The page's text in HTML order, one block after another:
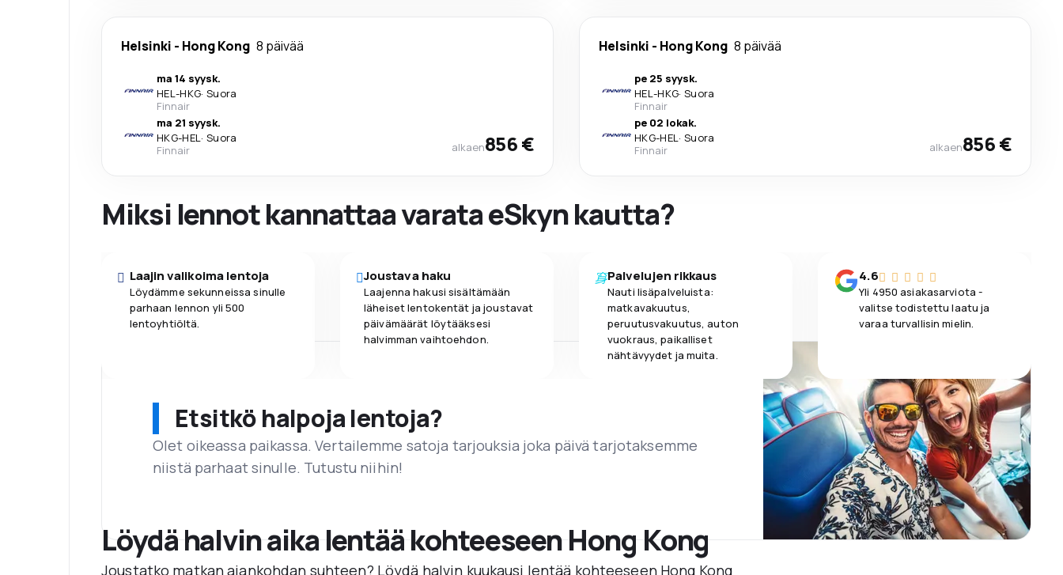
Helsinki - Hong Kong 8 päivää
ma 14 syysk.
HEL-HKG· Suora
Finnair
ma 21 syysk.
HKG-HEL· Suora
Finnair
alkaen856 €
Helsinki - Hong Kong 8 päivää
pe 25 syysk.
HEL-HKG· Suora
Finnair
pe 02 lokak.
HKG-HEL· Suora
Finnair
alkaen856 €
Miksi lennot kannattaa varata eSkyn kautta?
Laajin valikoima lentoja
Löydämme sekunneissa sinulle
parhaan lennon yli 500
lentoyhtiöltä.
Joustava haku
Laajenna hakusi sisältämään
läheiset lentokentät ja joustavat
päivämäärät löytääksesi
halvimman vaihtoehdon.
Palvelujen rikkaus
Nauti lisäpalveluista:
matkavakuutus,
peruutusvakuutus, auton
vuokraus, paikalliset
nähtävyydet ja muita.
4.6
Yli 4950 asiakasarviota -
valitse todistettu laatu ja
varaa turvallisin mielin.
Etsitkö halpoja lentoja?
Olet oikeassa paikassa. Vertailemme satoja tarjouksia joka päivä tarjotaksemme
niistä parhaat sinulle. Tutustu niihin!
Löydä halvin aika lentää kohteeseen Hong Kong
Joustatko matkan ajankohdan suhteen? Löydä halvin kuukausi lentää kohteeseen Hong Kong